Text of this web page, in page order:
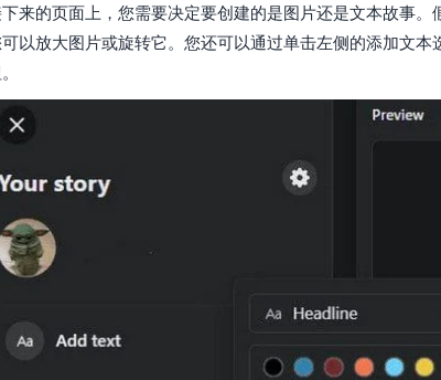
来的页面上，您需要决定要创建的是图片还是文本故事。
以放大图片或旋转它。您还可以通过单击左侧的添加文